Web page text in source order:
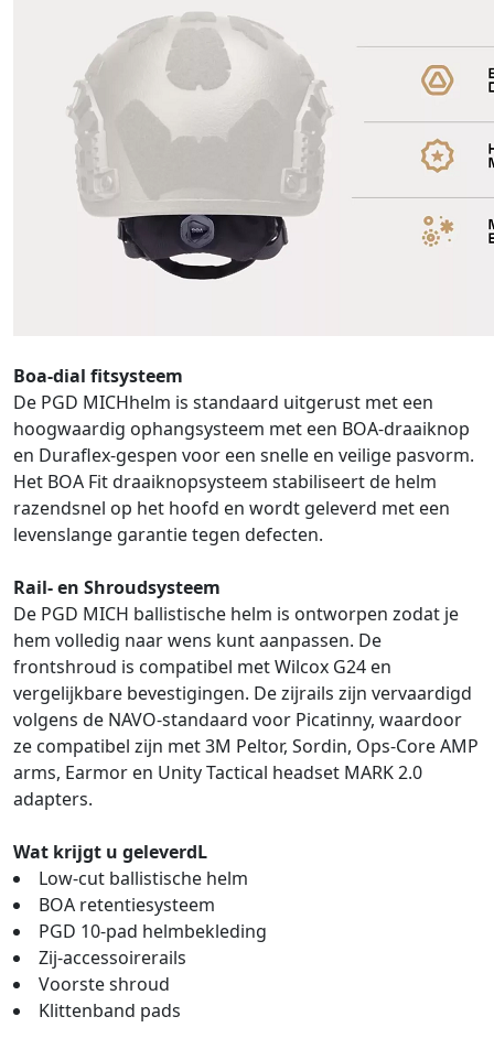
Boa-dial fitsysteem
De PGD MICHhelm is standaard uitgerust met een
hoogwaardig ophangsysteem met een BOA-draaiknop
en Duraflex-gespen voor een snelle en veilige pasvorm.
Het BOA Fit draaiknopsysteem stabiliseert de helm
razendsnel op het hoofd en wordt geleverd met een
levenslange garantie tegen defecten.
Rail- en Shroudsysteem
De PGD MICH ballistische helm is ontworpen zodat je
hem volledig naar wens kunt aanpassen. De
frontshroud is compatibel met Wilcox G24 en
vergelijkbare bevestigingen. De zijrails zijn vervaardigd
volgens de NAVO-standaard voor Picatinny, waardoor
ze compatibel zijn met 3M Peltor, Sordin, Ops-Core AMP
arms, Earmor en Unity Tactical headset MARK 2.0
adapters.
Wat krijgt u geleverdL
Low-cut ballistische helm
BOA retentiesysteem
PGD 10-pad helmbekleding
Zij-accessoirerails
Voorste shroud
Klittenband pads